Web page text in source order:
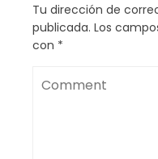
Tu dirección de
publicada. Los
con *